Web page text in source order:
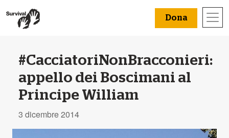
Dona
#CacciatoriNonBracconieri:
appello dei Boscimani al
Principe William
3 dicembre 2014